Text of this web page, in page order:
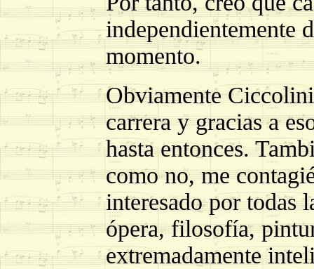
independientemente
momento.
Obviamente
carrera y gracias a
hasta entonces.
como no, me
interesado por todas
ópera, filosofía,
extremadamente